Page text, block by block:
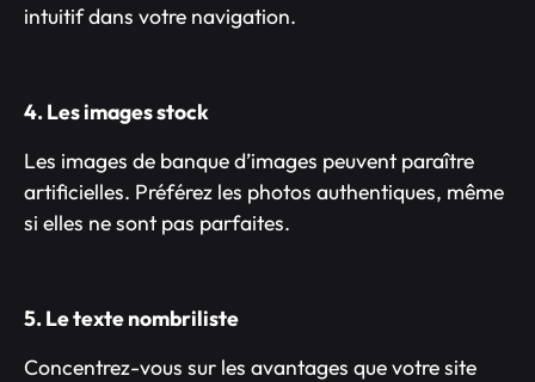
intuitif dans votre navigation.
4. Les images stock
Les images de banque d’images peuvent paraître
artificielles. Préférez les photos authentiques, même
si elles ne sont pas parfaites.
5. Le texte nombriliste
Concentrez-vous sur les avantages que votre site